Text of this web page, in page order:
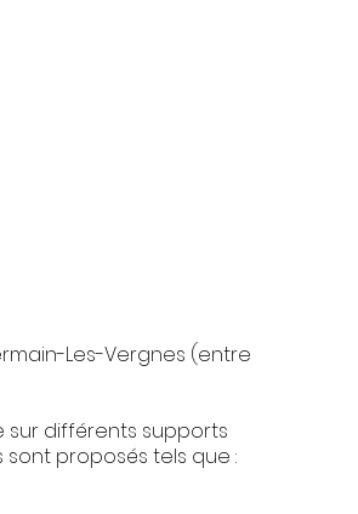
Les-Vergnes (entre
sur différents supports
sont proposés tels que :